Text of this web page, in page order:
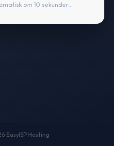
om 10 sekunder…
EasyISP Hosting